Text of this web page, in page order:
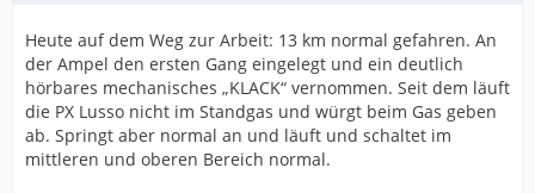
Heute auf dem Weg zur Arbeit: 13 km normal gefahren. An
der Ampel den ersten Gang eingelegt und ein deutlich
hörbares mechanisches „KLACK“ vernommen. Seit dem läuft
die PX Lusso nicht im Standgas und würgt beim Gas geben
ab. Springt aber normal an und läuft und schaltet im
mittleren und oberen Bereich normal.